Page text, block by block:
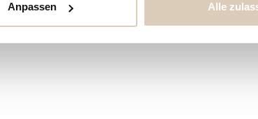
Anpassen Alle